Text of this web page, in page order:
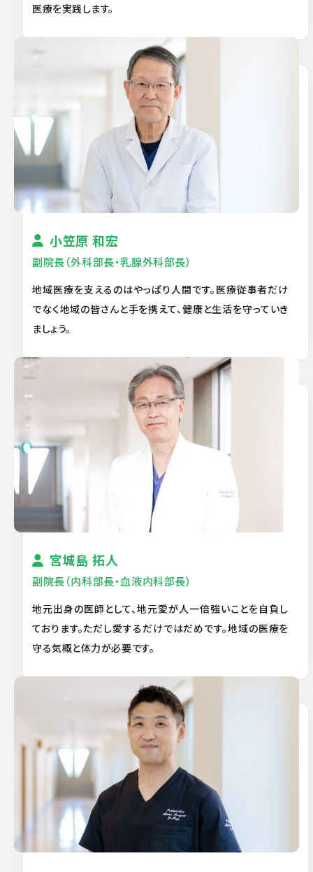
医療を実践します。
小笠原 和宏
副院長（外科部長・乳腺外科部長）
地域医療を支えるのはやっぱり人間です。医療従事者だけ
でなく地域の皆さんと手を携えて、健康と生活を守っていき
ましょう。
宮城島 拓人
副院長（内科部長・血液内科部長）
地元出身の医師として、地元愛が人一倍強いことを自負し
ております。ただし愛するだけではだめです。地域の医療を
守る気概と体力が必要です。